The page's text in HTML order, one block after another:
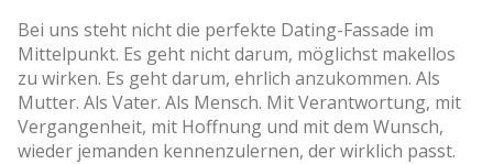
Bei uns steht nicht die perfekte Dating-Fassade im
Mittelpunkt. Es geht nicht darum, möglichst makellos
zu wirken. Es geht darum, ehrlich anzukommen. Als
Mutter. Als Vater. Als Mensch. Mit Verantwortung, mit
Vergangenheit, mit Hoffnung und mit dem Wunsch,
wieder jemanden kennenzulernen, der wirklich passt.